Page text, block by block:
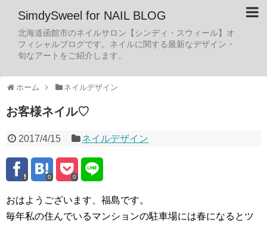
SimdySweel for NAIL BLOG
北海道函館市のネイルサロン【シンディ・スウィール】オ
フィシャルブログです。ネイルに関する最新なデザイン・
旬なアートをご紹介します。
ホーム ネイルデザイン
お客様ネイル♡
2017/4/15 ネイルデザイン
0 0
おはようございます、福島です。
毎年私の住んでいるマンションの駐車場には春になるとツ